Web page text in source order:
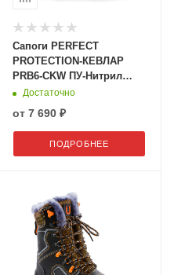
Сапоги PERFECT
PROTECTION-КЕВЛАР
PRB6-CKW ПУ-Нитрил
цельноюфтевые с ПП и
АС на нат/ мехe
Достаточно
от 7 690 ₽
ПОДРОБНЕЕ